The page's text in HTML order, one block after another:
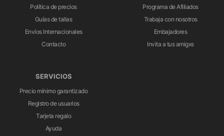
Política de precios
Guías de tallas
Envíos Internacionales
Contacto
Programa de Afiliados
Trabaja con nosotros
Embajadores
Invita a tus amigxs
SERVICIOS
Precio mínimo garantizado
Registro de usuarios
Tarjeta regalo
Ayuda